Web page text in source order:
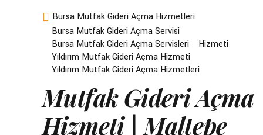
Bursa Mutfak Gideri Açma Hizmetleri
Bursa Mutfak Gideri Açma Servisi
Bursa Mutfak Gideri Açma Servisleri
Hizmeti
Yıldırım Mutfak Gideri Açma Hizmeti
Yıldırım Mutfak Gideri Açma Hizmetleri
Mutfak Gideri Açma
Hizmeti | Maltepe